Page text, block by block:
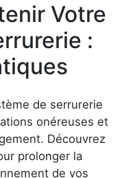
Votre
:
de serrurerie
onéreuses et
Découvrez
prolonger la
de vos